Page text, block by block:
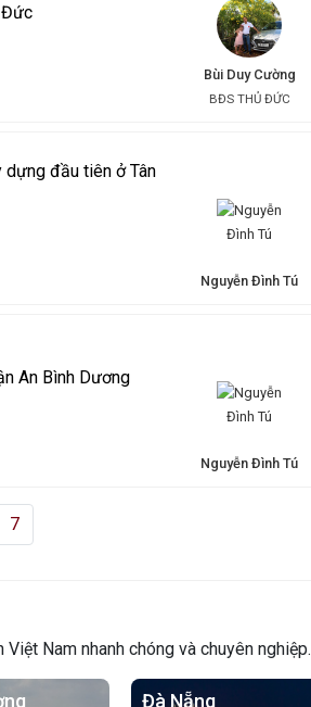
Đức
Bùi Duy Cường
BĐS THỦ ĐỨC
dựng đầu tiên ở Tân
Nguyễn Đình Tú
An Bình Dương
Nguyễn Đình Tú
7
Nam nhanh chóng và chuyên nghiệp.
Đà Nẵng